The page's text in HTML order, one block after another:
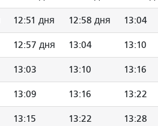
12:51 дня 12:58 дня 13:04
12:57 дня 13:04 13:10
13:03 13:10 13:16
13:09 13:16 13:22
13:15 13:22 13:28